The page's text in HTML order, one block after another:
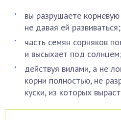
вы разрушаете
не давая ей развиваться;
часть семян сорняков
и высыхает под
действуя вилами, а не
корни полностью, не
куски, из которых